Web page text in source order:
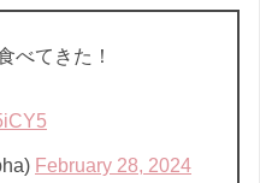
べてきた！
February 28, 2024